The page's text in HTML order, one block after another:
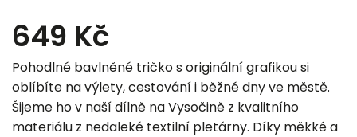
649 Kč
Pohodlné bavlněné tričko s originální grafikou si
oblíbíte na výlety, cestování i běžné dny ve městě.
Šijeme ho v naší dílně na Vysočině z kvalitního
materiálu z nedaleké textilní pletárny. Díky měkké a